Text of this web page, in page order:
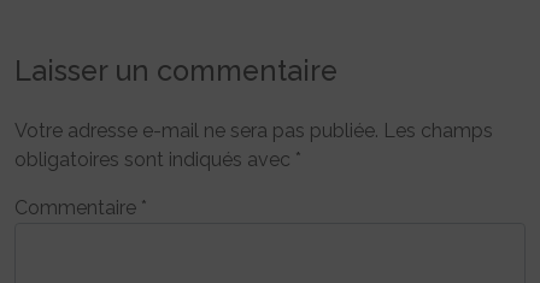
Laisser un commentaire
Votre adresse e-mail ne sera pas publiée. Les champs
obligatoires sont indiqués avec *
Commentaire *